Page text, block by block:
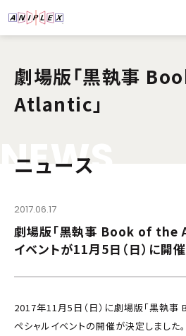
劇場版「黒執事
Atlantic」
NEWS
ニュース
2017.06.17
劇場版「黒執事 Book of the
イベントが11月5日（日）に開催
2017年11月5日（日）に劇場版「黒執
ペシャルイベントの開催が決定しました。